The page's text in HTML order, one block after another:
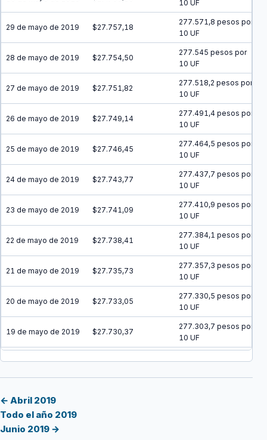
10 UF
29 de mayo de 2019 $27.757,18
277.571,8 pesos por
10 UF
28 de mayo de 2019 $27.754,50
277.545 pesos por
10 UF
27 de mayo de 2019 $27.751,82
277.518,2 pesos por
10 UF
26 de mayo de 2019 $27.749,14
277.491,4 pesos por
10 UF
25 de mayo de 2019 $27.746,45
277.464,5 pesos por
10 UF
24 de mayo de 2019 $27.743,77
277.437,7 pesos por
10 UF
23 de mayo de 2019 $27.741,09
277.410,9 pesos por
10 UF
22 de mayo de 2019 $27.738,41
277.384,1 pesos por
10 UF
21 de mayo de 2019 $27.735,73
277.357,3 pesos por
10 UF
20 de mayo de 2019 $27.733,05
277.330,5 pesos por
10 UF
19 de mayo de 2019 $27.730,37
277.303,7 pesos por
10 UF
18 de mayo de 2019 $27.727,69
16 de mayo de 2019
← Abril 2019
Todo el año 2019
Junio 2019 →